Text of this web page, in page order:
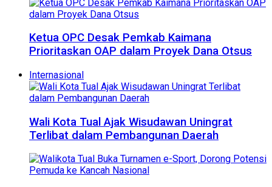
Ketua OPC Desak Pemkab Kaimana
Prioritaskan OAP dalam Proyek Dana Otsus
Internasional
Wali Kota Tual Ajak Wisudawan Uningrat
Terlibat dalam Pembangunan Daerah